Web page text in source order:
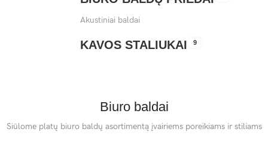
Akustiniai baldai
KAVOS STALIUKAI 9
Biuro baldai
Siūlome platų biuro baldų asortimentą įvairiems poreikiams ir stiliams